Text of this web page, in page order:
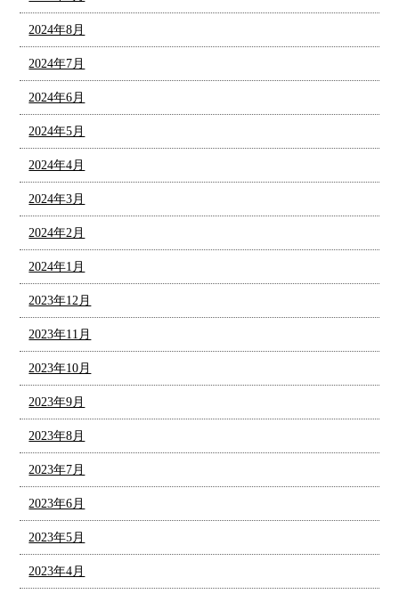
2024年8月
2024年7月
2024年6月
2024年5月
2024年4月
2024年3月
2024年2月
2024年1月
2023年12月
2023年11月
2023年10月
2023年9月
2023年8月
2023年7月
2023年6月
2023年5月
2023年4月